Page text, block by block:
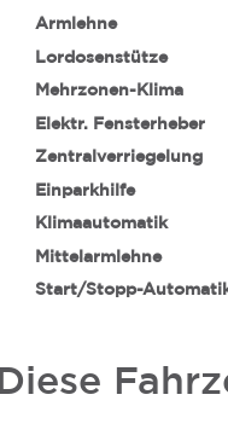
Armlehne
Lordosenstütze
Mehrzonen-Klima
Elektr. Fensterheber
Zentralverriegelung
Einparkhilfe
Klimaautomatik
Mittelarmlehne
Start/Stopp-
Diese